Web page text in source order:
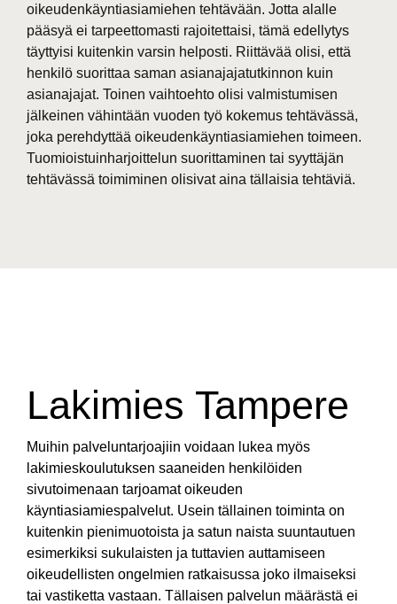
oikeudenkäyntiasiamiehen tehtävään. Jotta alalle
pääsyä ei tarpeettomasti rajoitettaisi, tämä edellytys
täyttyisi kuitenkin varsin helposti. Riittävää olisi, että
henkilö suorittaa saman asianajajatutkinnon kuin
asianajajat. Toinen vaihtoehto olisi valmistumisen
jälkeinen vähintään vuoden työ kokemus tehtävässä,
joka perehdyttää oikeudenkäyntiasiamiehen toimeen.
Tuomioistuinharjoittelun suorittaminen tai syyttäjän
tehtävässä toimiminen olisivat aina tällaisia tehtäviä.
Lakimies Tampere
Muihin palveluntarjoajiin voidaan lukea myös
lakimieskoulutuksen saaneiden henkilöiden
sivutoimenaan tarjoamat oikeuden
käyntiasiamiespalvelut. Usein tällainen toiminta on
kuitenkin pienimuotoista ja satun naista suuntautuen
esimerkiksi sukulaisten ja tuttavien auttamiseen
oikeudellisten ongelmien ratkaisussa joko ilmaiseksi
tai vastiketta vastaan. Tällaisen palvelun määrästä ei